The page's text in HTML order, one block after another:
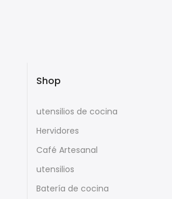
Shop
utensilios de cocina
Hervidores
Café Artesanal
utensilios
Batería de cocina